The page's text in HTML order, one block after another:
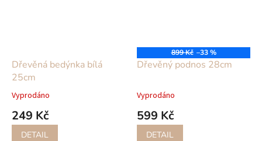
Dřevěná bedýnka bílá
25cm
Vyprodáno
249 Kč
DETAIL
899 Kč –33 %
Dřevěný podnos 28cm
Vyprodáno
599 Kč
DETAIL